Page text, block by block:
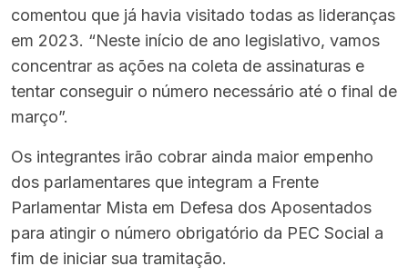
comentou que já havia visitado todas as lideranças
em 2023. “Neste início de ano legislativo, vamos
concentrar as ações na coleta de assinaturas e
tentar conseguir o número necessário até o final de
março”.
Os integrantes irão cobrar ainda maior empenho
dos parlamentares que integram a Frente
Parlamentar Mista em Defesa dos Aposentados
para atingir o número obrigatório da PEC Social a
fim de iniciar sua tramitação.